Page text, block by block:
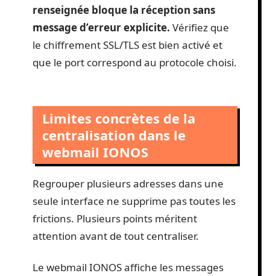
renseignée bloque la réception sans
message d’erreur explicite. Vérifiez que
le chiffrement SSL/TLS est bien activé et
que le port correspond au protocole choisi.
Limites concrètes de la
centralisation dans le
webmail IONOS
Regrouper plusieurs adresses dans une
seule interface ne supprime pas toutes les
frictions. Plusieurs points méritent
attention avant de tout centraliser.
Le webmail IONOS affiche les messages